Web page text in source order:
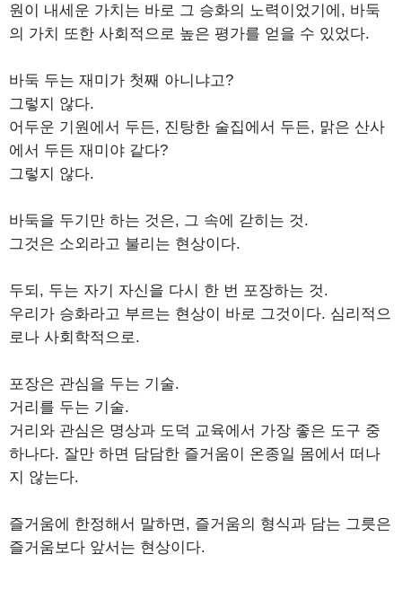
원이 내세운 가치는 바로 그 승화의 노력이었기에, 바둑
의 가치 또한 사회적으로 높은 평가를 얻을 수 있었다.
바둑 두는 재미가 첫째 아니냐고?
그렇지 않다.
어두운 기원에서 두든, 진탕한 술집에서 두든, 맑은 산사
에서 두든 재미야 같다?
그렇지 않다.
바둑을 두기만 하는 것은, 그 속에 갇히는 것.
그것은 소외라고 불리는 현상이다.
두되, 두는 자기 자신을 다시 한 번 포장하는 것.
우리가 승화라고 부르는 현상이 바로 그것이다. 심리적으
로나 사회학적으로.
포장은 관심을 두는 기술.
거리를 두는 기술.
거리와 관심은 명상과 도덕 교육에서 가장 좋은 도구 중
하나다. 잘만 하면 담담한 즐거움이 온종일 몸에서 떠나
지 않는다.
즐거움에 한정해서 말하면, 즐거움의 형식과 담는 그릇은
즐거움보다 앞서는 현상이다.